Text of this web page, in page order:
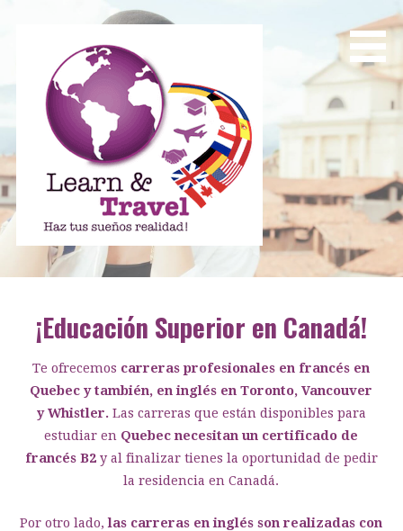
Learn and Travel
Agencia de Internacionalización Académica
¡Educación Superior en Canadá!
Te ofrecemos carreras profesionales en francés en
Quebec y también, en inglés en Toronto, Vancouver
y Whistler.Las carreras que están disponibles para
estudiar en Quebec necesitan un certificado de
francés B2y al finalizar tienes la oportunidad de pedir
la residencia en Canadá.
Por otro lado,las carreras en inglés son realizadas con